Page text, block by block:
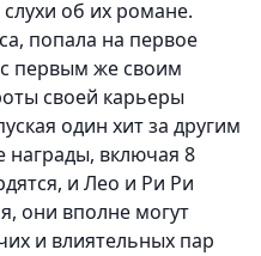
об их романе.
попала на первое
первым же своим
своей карьеры
один хит за другим
награды, включая 8
и Лео и Ри Ри
они вполне могут
и влиятельных пар